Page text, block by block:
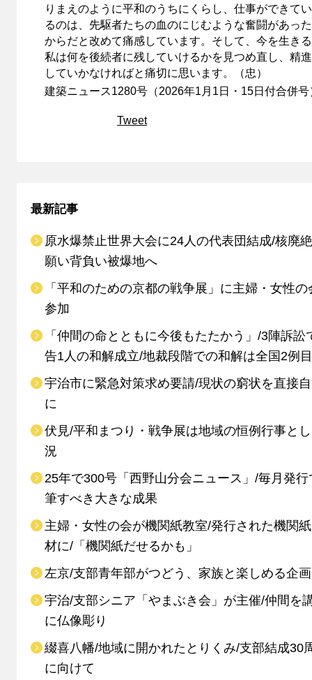
りまえのように平和のうちにくらし、仕事ができてい
るのは、先駆者たちの血のにじむような奮闘があった
からだと改めて痛感しています。そして、今を生きる
私は何を後続者に残していけるかを見つめ直し、精進
していかなければと痛切に思います。（忠）
建築ニュース1280号（2026年1月1日・15日付合併号
Tweet
最新記事
原水爆禁止世界大会に24人の代表団結成/核廃
願い背負い被爆地へ
「平和のための京都の戦争展」に主婦・女性の
参加
「仲間の命とともに今後もたたかう」/3陣訴訟
告1人の和解成立/地裁段階での和解は全国2例目
宇治市に緊急対策求め要請/現状の窮状を直接
に
伏見/平和まつり・戦争展は地域の恒例行事と
況
25年で300号「西野山分会ニュース」/毎月発行
筆すべき大きな成果
主婦・女性の会が機関紙教室/発行された機関
材に/「機関紙だせるかも」
左京/支部青年部がつどう、家族と楽しめる企
宇治/支部シニア「やまぶき会」が主催/仲間を
に仏像彫り
綴喜八幡/地域に開かれたとりくみ/支部結成30
に向けて